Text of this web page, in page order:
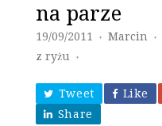
na parze
19/09/2011 ♦ Marcin ♦
z ryżu
♦
Tweet Like
Share